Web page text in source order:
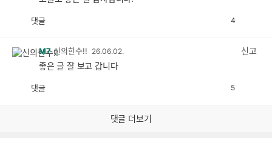
댓글 4
M7 신의한수!! 26.06.02.
신고
좋은 글 잘 보고 갑니다
댓글 5
댓글 더보기